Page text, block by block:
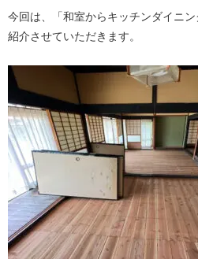
今回は、「和室からキッチンダイニ
紹介させていただきます。